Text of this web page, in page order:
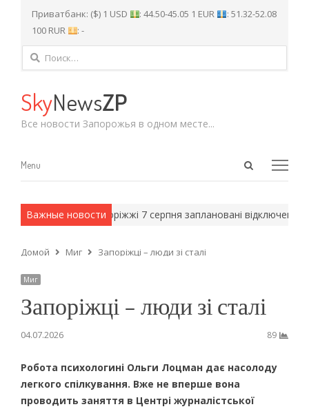
Приватбанк: ($) 1 USD : 44.50-45.05 1 EUR
: 51.32-52.08
100 RUR
: -
Найти:
SkyNewsZP
Все новости Запорожья в одном месте...
Open
Menu
Menu
Важные новости
методы. У Запоріжжі 7 серпня заплановані відключення
Домой Миг Запоріжці – люди зі сталі
Миг
Запоріжці – люди зі сталі
04.07.2026 89
Робота психологині Ольги Лоцман дає насолоду
легкого спілкування. Вже не вперше вона
проводить заняття в Центрі журналістської